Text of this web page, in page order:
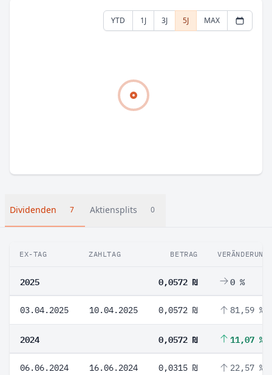
YTD 1J 3J 5J MAX
Dividenden 7 Aktiensplits 0
EX-TAG ZAHLTAG BETRAG VERÄNDERUNG
2025 0,0572 ₪ 0 %
03.04.2025 10.04.2025 0,0572 ₪ 81,59 %
2024 0,0572 ₪ 11,07 %
06.06.2024 16.06.2024 0,0315 ₪ 22,57 %